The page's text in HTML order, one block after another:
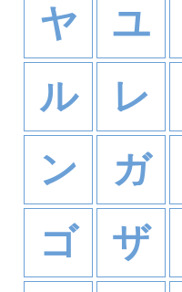
ヤ
ユ
ル
レ
ン
ガ
ゴ
ザ